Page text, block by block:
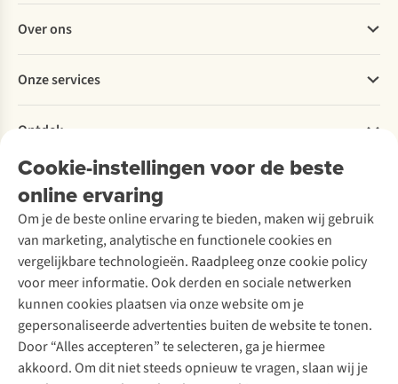
Cookie-instellingen voor de beste
online ervaring
Om je de beste online ervaring te bieden, maken wij gebruik
van marketing, analytische en functionele cookies en
vergelijkbare technologieën. Raadpleeg onze cookie policy
voor meer informatie. Ook derden en sociale netwerken
kunnen cookies plaatsen via onze website om je
gepersonaliseerde advertenties buiten de website te tonen.
Door “Alles accepteren” te selecteren, ga je hiermee
akkoord. Om dit niet steeds opnieuw te vragen, slaan wij je
Bestellen
Betalen
Levering
Retourneren
Bestelling herroepen
Garantie
Contact
Over ons
Explore More
Verantwoord ondernemen
Over Ayacucho
Onze winkels
Over A.S.Adventure
Toegankelijkheidsverklaring
Onze services
Ski-onderhoud
Wasservice
Schoenonderhoud
Schoenherstelling
Kledingherstelling
Retouches
Voor bedrijven
Ontdek
A.S.Magazine
Podcast
Explore Academy
Explore Camp
Gear Check
Inspiratie & advies
Meld je aan voor de nieuwsbrief
Follow us